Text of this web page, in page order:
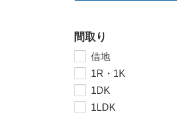
間取り
借地
1R・1K
1DK
1LDK